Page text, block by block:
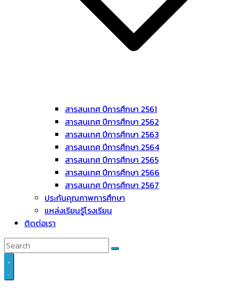
สารสนเทศ ปีการศึกษา 2561
สารสนเทศ ปีการศึกษา 2562
สารสนเทศ ปีการศึกษา 2563
สารสนเทศ ปีการศึกษา 2564
สารสนเทศ ปีการศึกษา 2565
สารสนเทศ ปีการศึกษา 2566
สารสนเทศ ปีการศึกษา 2567
ประกันคุณภาพการศึกษา
แหล่งเรียนรู้โรงเรียน
ติดต่อเรา